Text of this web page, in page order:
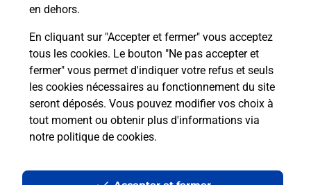
en dehors.
En cliquant sur "Accepter et fermer" vous acceptez
tous les cookies. Le bouton "Ne pas accepter et
fermer" vous permet d'indiquer votre refus et seuls
les cookies nécessaires au fonctionnement du site
seront déposés. Vous pouvez modifier vos choix à
tout moment ou obtenir plus d'informations via
notre politique de cookies.
Localiser Liste Boîtes aux lettres Doubs